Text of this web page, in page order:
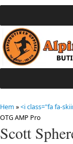
Hem »<i class="fa fa-
OTG AMP Pro
Scott